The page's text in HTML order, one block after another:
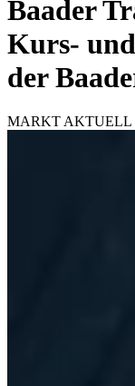
Baader
Kurs-
der
MARKT AKTUELL